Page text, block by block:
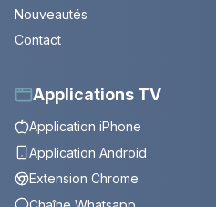
Nouveautés
Contact
Applications TV
Application iPhone
Application Android
Extension Chrome